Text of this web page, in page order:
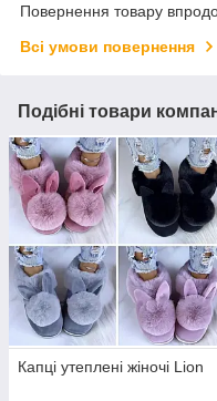
Повернення товару
Всі умови повернення
Подібні товари
Капці утеплені жіночі Lion